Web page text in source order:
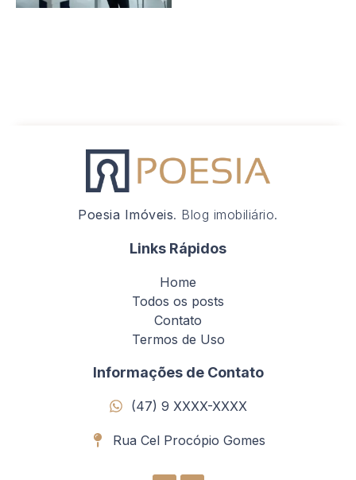
Poesia Imóveis. Blog imobiliário.
Links Rápidos
Home
Todos os posts
Contato
Termos de Uso
Informações de Contato
(47) 9 XXXX-XXXX
Rua Cel Procópio Gomes